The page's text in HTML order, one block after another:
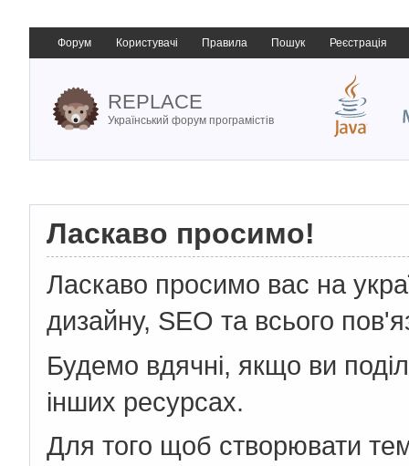
Форум Користувачі Правила Пошук Реєстрація
REPLACE
Український форум програмістів
Ласкаво просимо!
Ласкаво просимо вас на
дизайну, SEO та всього
Будемо вдячні, якщо ви
інших ресурсах.
Для того щоб створювати